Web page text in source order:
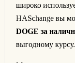
широко
HASchange вы
DOGE за
выгодному курсу.